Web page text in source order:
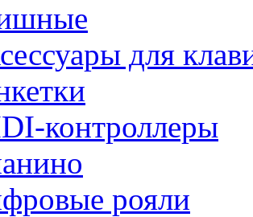
для
контроллеры
рояли